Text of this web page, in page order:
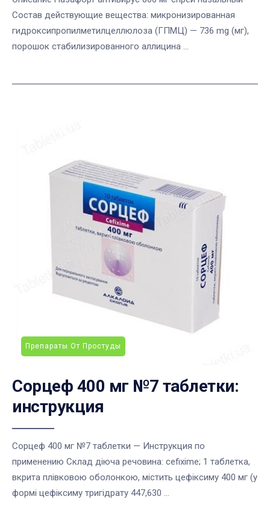
Состав действующие вещества: микронизированная
гидроксипропилметилцеллюлоза (ГПМЦ) — 736 mg (мг),
порошок стабилизированного аллицина ...
Препараты От Простуды
Сорцеф 400 мг №7 таблетки:
инструкция
Сорцеф 400 мг №7 таблетки — Инструкция по
применению Склад діюча речовина: cefixime; 1 таблетка,
вкрита плівковою оболонкою, містить цефіксиму 400 мг (у
формі цефіксиму тригідрату 447,630 ...